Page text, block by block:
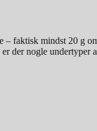
faktisk mindst 20 g
der nogle